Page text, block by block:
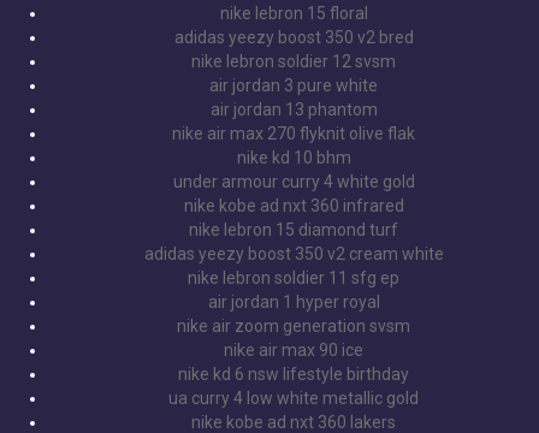
nike lebron 15 floral
adidas yeezy boost 350 v2 bred
nike lebron soldier 12 svsm
air jordan 3 pure white
air jordan 13 phantom
nike air max 270 flyknit olive flak
nike kd 10 bhm
under armour curry 4 white gold
nike kobe ad nxt 360 infrared
nike lebron 15 diamond turf
adidas yeezy boost 350 v2 cream white
nike lebron soldier 11 sfg ep
air jordan 1 hyper royal
nike air zoom generation svsm
nike air max 90 ice
nike kd 6 nsw lifestyle birthday
ua curry 4 low white metallic gold
nike kobe ad nxt 360 lakers